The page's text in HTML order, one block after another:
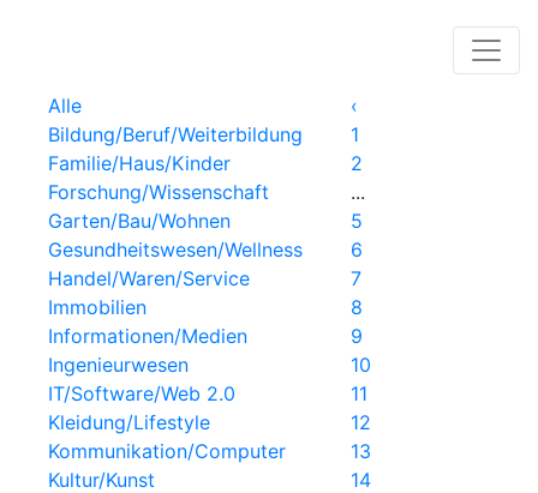
Alle
Bildung/Beruf/Weiterbildung
Familie/Haus/Kinder
Forschung/Wissenschaft
Garten/Bau/Wohnen
Gesundheitswesen/Wellness
Handel/Waren/Service
Immobilien
Informationen/Medien
Ingenieurwesen
IT/Software/Web 2.0
Kleidung/Lifestyle
Kommunikation/Computer
Kultur/Kunst
‹
1
2
...
5
6
7
8
9
10
11
12
13
14